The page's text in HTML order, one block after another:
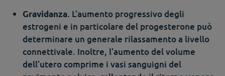
Gravidanza. L’aumento progressivo degli
estrogeni e in particolare del progesterone può
determinare un generale rilassamento a livello
connettivale. Inoltre, l’aumento del volume
dell’utero comprime i vasi sanguigni del